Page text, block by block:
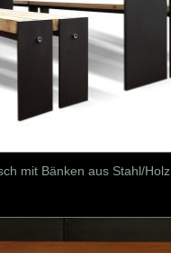
mit Bänken aus Stahl/Holz